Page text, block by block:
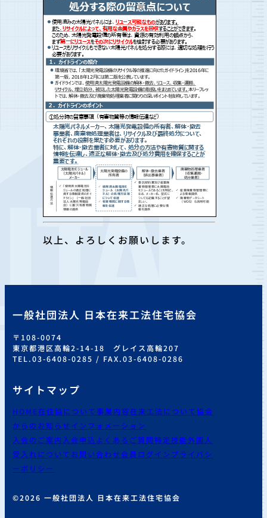
以上、よろしくお願いします。
一般社団法人 日本在来工法住宅協会
〒108-0074
東京都港区高輪2-14-18 グレイス高輪207
TEL.03-6408-0285 / FAX.03-6408-0286
サイトマップ
HOME在住協について事業内容在来工法について協会
からのお知らせインフォメーション
入会のご案内 入会申込よくあるご質問特定技能外国人
受入れについて お問い合わせ会員ログイン プライバシ
ーポリシー
©2026 一般社団法人 日本在来工法住宅協会